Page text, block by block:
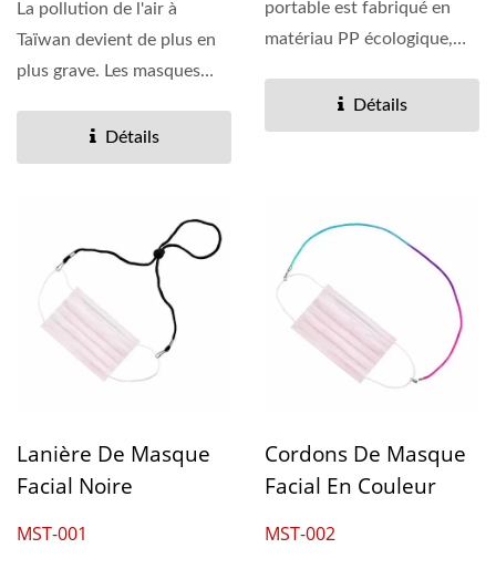
La pollution de l'air à
Taïwan devient de plus en
plus grave. Les masques
Détails
portable est fabriqué en
matériau PP écologique,
Détails
Lanière De Masque
Facial Noire
MST-001
Cordons De Masque
Facial En Couleur
MST-002